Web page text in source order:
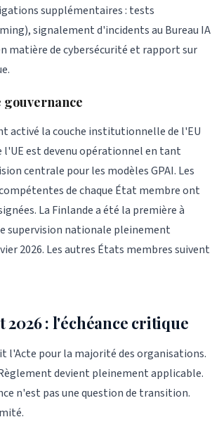
supplémentaires : tests
signalement d'incidents au Bureau IA
matière de cybersécurité et rapport sur
activé la couche institutionnelle de l'EU
l'UE est devenu opérationnel en tant
centrale pour les modèles GPAI. Les
de chaque État membre ont
La Finlande a été la première à
supervision nationale pleinement
2026. Les autres États membres suivent
2026 : l'échéance critique
l'Acte pour la majorité des organisations.
devient pleinement applicable.
n'est pas une question de transition.